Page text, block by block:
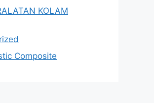
KOLAM
Composite